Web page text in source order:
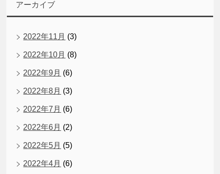
アーカイブ
2022年11月 (3)
2022年10月 (8)
2022年9月 (6)
2022年8月 (3)
2022年7月 (6)
2022年6月 (2)
2022年5月 (5)
2022年4月 (6)